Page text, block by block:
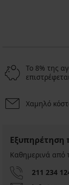
Το 8% της
Χαμηλό
Εξυπηρέτηση
Καθημερινά από
211 234